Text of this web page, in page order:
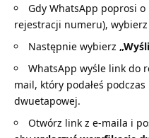
Gdy WhatsApp poprosi
rejestracji numeru),
Następnie wybierz
WhatsApp wyśle link do
mail, który podałeś
dwuetapowej.
Otwórz link z e-maila i